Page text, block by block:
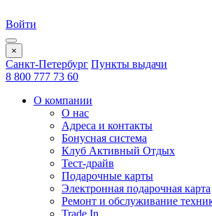
Войти
×
Санкт-Петербург Пункты выдачи
8 800 777 73 60
О компании
О нас
Адреса и контакты
Бонусная система
Клуб Активный Отдых
Тест-драйв
Подарочные карты
Электронная подарочная карта
Ремонт и обслуживание
Trade In